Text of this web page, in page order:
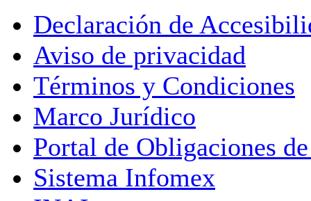
Declaración de
Aviso de privacidad
Términos y Condiciones
Marco Jurídico
Portal de Obligaciones
Sistema Infomex